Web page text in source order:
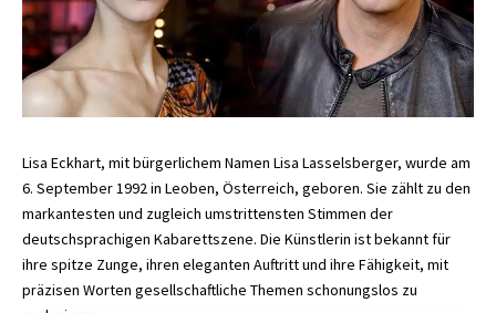
Lisa Eckhart, mit bürgerlichem Namen Lisa Lasselsberger, wurde am
6. September 1992 in Leoben, Österreich, geboren. Sie zählt zu den
markantesten und zugleich umstrittensten Stimmen der
deutschsprachigen Kabarettszene. Die Künstlerin ist bekannt für
ihre spitze Zunge, ihren eleganten Auftritt und ihre Fähigkeit, mit
präzisen Worten gesellschaftliche Themen schonungslos zu